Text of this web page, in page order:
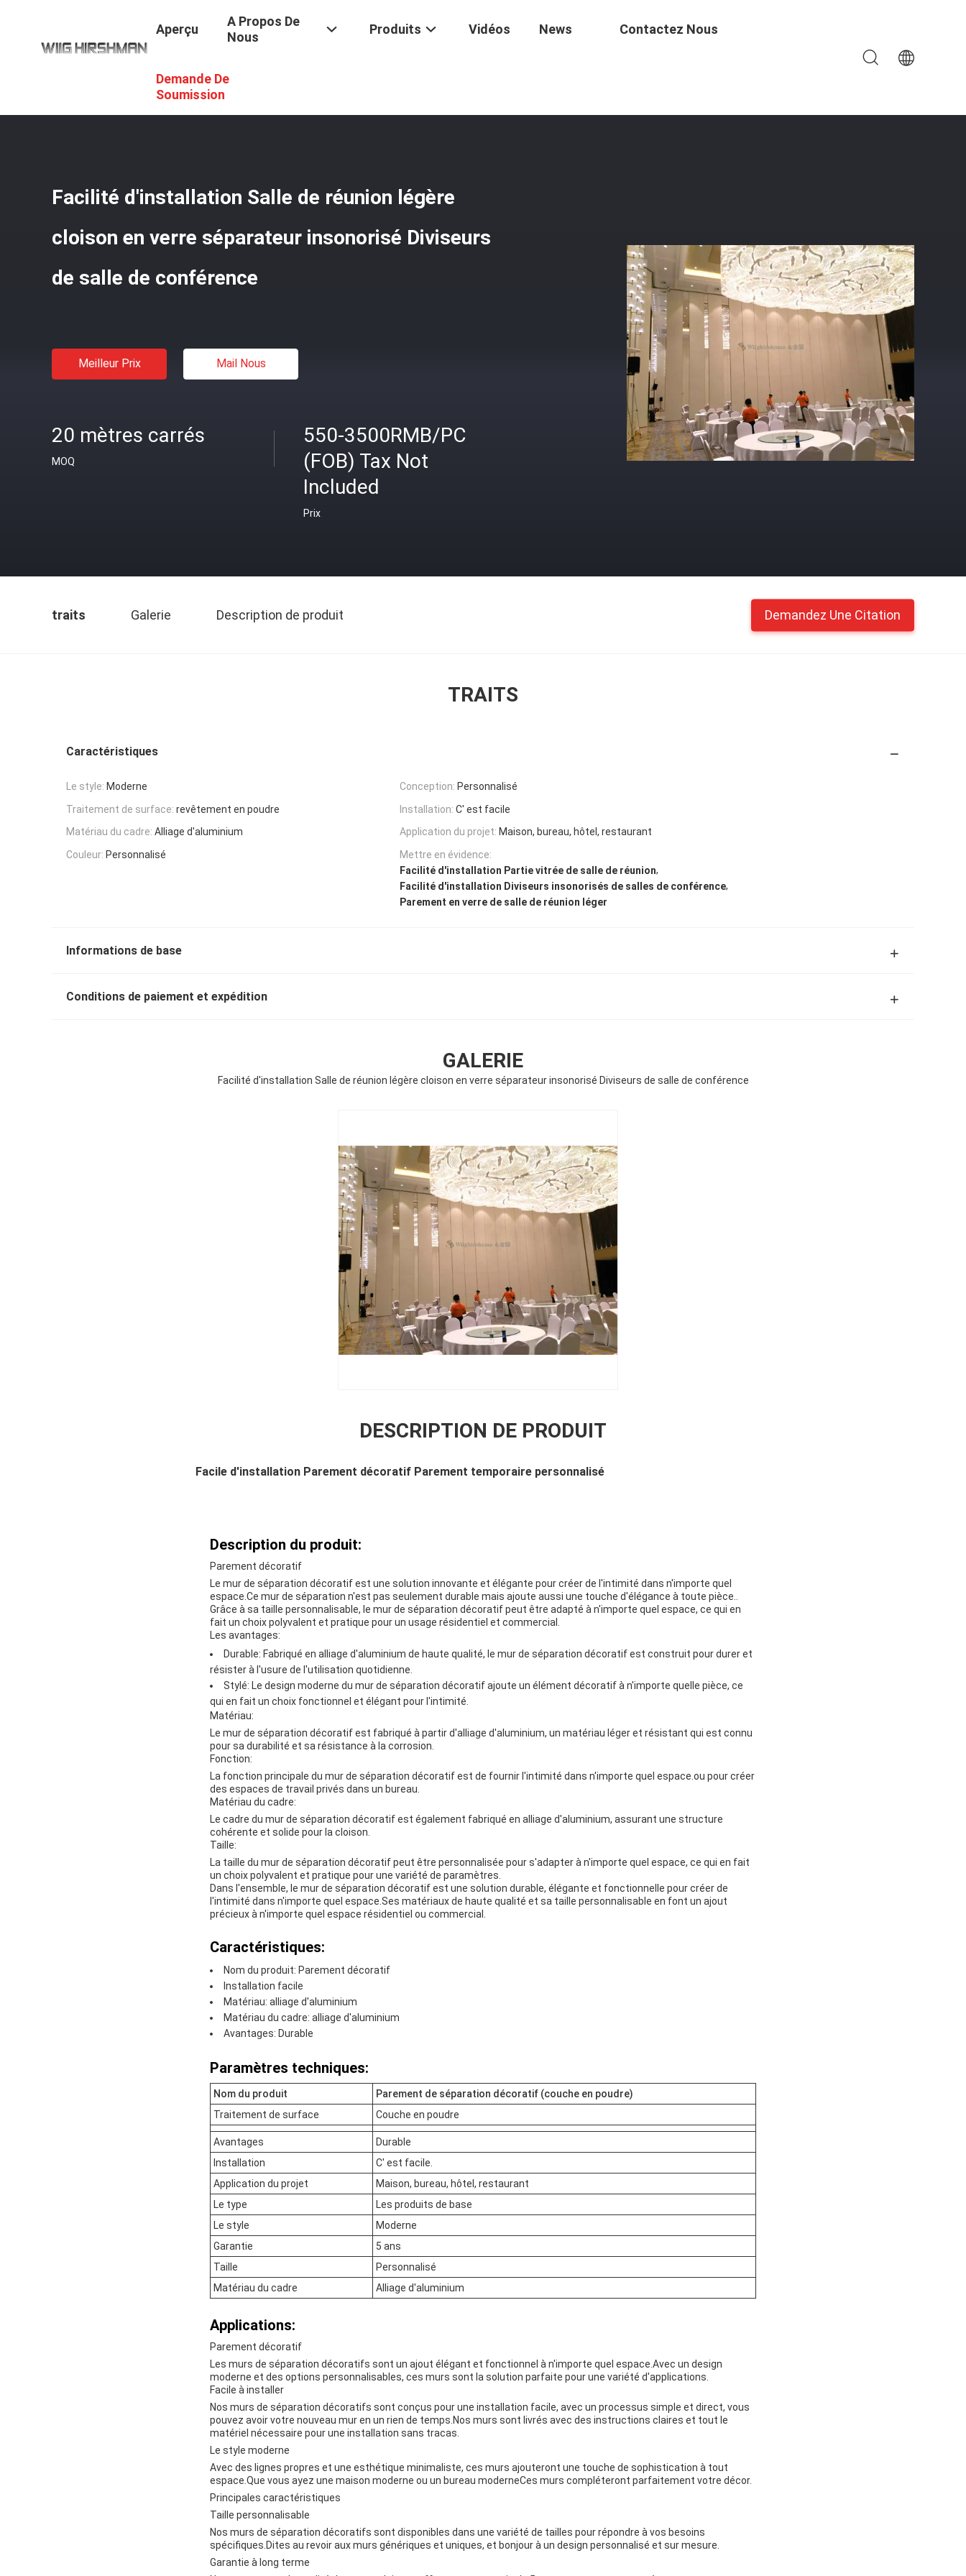
Aperçu
A Propos De
Nous
Produits Vidéos News Contactez Nous
Demande De
Soumission
Partitions De Salle De Conférence
Facilité d'installation Salle de réunion légère
cloison en verre séparateur insonorisé Diviseurs
de salle de conférence
Meilleur Prix Mail Nous
20 mètres carrés
MOQ
550-3500RMB/PC
(FOB) Tax Not
Included
Prix
traits Galerie Description de produit Demandez Une Citation
TRAITS
Caractéristiques
Le style: Moderne Conception: Personnalisé
Traitement de surface: revêtement en poudre Installation: C' est facile
Matériau du cadre: Alliage d'aluminium Application du projet: Maison, bureau, hôtel, restaurant
Couleur: Personnalisé
Mettre en évidence:
Facilité d'installation Partie vitrée de salle de réunion,
Facilité d'installation Diviseurs insonorisés de salles de conférence,
Parement en verre de salle de réunion léger
Informations de base
Conditions de paiement et expédition
GALERIE
Facilité d'installation Salle de réunion légère cloison en verre séparateur insonorisé Diviseurs de salle de conférence
DESCRIPTION DE PRODUIT
Facile d'installation Parement décoratif Parement temporaire personnalisé
Description du produit:
Parement décoratif
Le mur de séparation décoratif est une solution innovante et élégante pour créer de l'intimité dans n'importe quel
espace.Ce mur de séparation n'est pas seulement durable mais ajoute aussi une touche d'élégance à toute pièce..
Grâce à sa taille personnalisable, le mur de séparation décoratif peut être adapté à n'importe quel espace, ce qui en
fait un choix polyvalent et pratique pour un usage résidentiel et commercial.
Les avantages:
Durable: Fabriqué en alliage d'aluminium de haute qualité, le mur de séparation décoratif est construit pour durer et
résister à l'usure de l'utilisation quotidienne.
Stylé: Le design moderne du mur de séparation décoratif ajoute un élément décoratif à n'importe quelle pièce, ce
qui en fait un choix fonctionnel et élégant pour l'intimité.
Matériau:
Le mur de séparation décoratif est fabriqué à partir d'alliage d'aluminium, un matériau léger et résistant qui est connu
pour sa durabilité et sa résistance à la corrosion.
Fonction:
La fonction principale du mur de séparation décoratif est de fournir l'intimité dans n'importe quel espace.ou pour créer
des espaces de travail privés dans un bureau.
Matériau du cadre:
Le cadre du mur de séparation décoratif est également fabriqué en alliage d'aluminium, assurant une structure
cohérente et solide pour la cloison.
Taille:
La taille du mur de séparation décoratif peut être personnalisée pour s'adapter à n'importe quel espace, ce qui en fait
un choix polyvalent et pratique pour une variété de paramètres.
Dans l'ensemble, le mur de séparation décoratif est une solution durable, élégante et fonctionnelle pour créer de
l'intimité dans n'importe quel espace.Ses matériaux de haute qualité et sa taille personnalisable en font un ajout
précieux à n'importe quel espace résidentiel ou commercial.
Caractéristiques:
Nom du produit: Parement décoratif
Installation facile
Matériau: alliage d'aluminium
Matériau du cadre: alliage d'aluminium
Avantages: Durable
Paramètres techniques:
Nom du produit
Parement de séparation décoratif (couche en poudre)
Traitement de surface
Couche en poudre
Avantages
Durable
Installation
C' est facile.
Application du projet
Maison, bureau, hôtel, restaurant
Le type
Les produits de base
Le style
Moderne
Garantie
5 ans
Taille
Personnalisé
Matériau du cadre
Alliage d'aluminium
Applications:
Parement décoratif
Les murs de séparation décoratifs sont un ajout élégant et fonctionnel à n'importe quel espace.Avec un design
moderne et des options personnalisables, ces murs sont la solution parfaite pour une variété d'applications.
Facile à installer
Nos murs de séparation décoratifs sont conçus pour une installation facile, avec un processus simple et direct, vous
pouvez avoir votre nouveau mur en un rien de temps.Nos murs sont livrés avec des instructions claires et tout le
matériel nécessaire pour une installation sans tracas.
Le style moderne
Avec des lignes propres et une esthétique minimaliste, ces murs ajouteront une touche de sophistication à tout
espace.Que vous ayez une maison moderne ou un bureau moderneCes murs compléteront parfaitement votre décor.
Principales caractéristiques
Taille personnalisable
Nos murs de séparation décoratifs sont disponibles dans une variété de tailles pour répondre à vos besoins
spécifiques.Dites au revoir aux murs génériques et uniques, et bonjour à un design personnalisé et sur mesure.
Garantie à long terme